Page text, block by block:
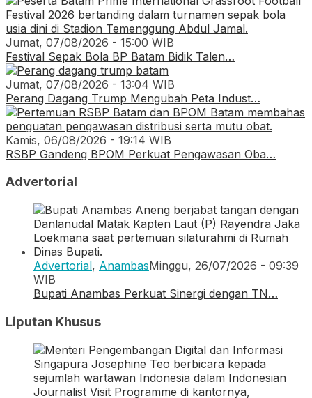
Jumat, 07/08/2026 - 15:00 WIB
Festival Sepak Bola BP Batam Bidik Talen…
Jumat, 07/08/2026 - 13:04 WIB
Perang Dagang Trump Mengubah Peta Indust…
Kamis, 06/08/2026 - 19:14 WIB
RSBP Gandeng BPOM Perkuat Pengawasan Oba…
Advertorial
Advertorial, AnambasMinggu, 26/07/2026 - 09:39
WIB
Bupati Anambas Perkuat Sinergi dengan TN…
Liputan Khusus